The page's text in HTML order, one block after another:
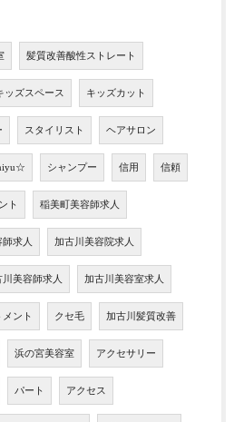
髪質改善酸性ストレート
ッズスペース キッズカット
スタイリスト ヘアサロン
シャンプー 信用 信頼
ト 稲美町美容師求人
求人 加古川美容院求人
川美容師求人 加古川美容室求人
ント クセ毛 加古川髪質改善
浜の宮美容室 アクセサリー
パート アクセス